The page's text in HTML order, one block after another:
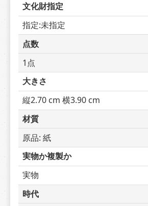
文化財指定
指定:未指定
点数
1点
大きさ
縦2.70 cm 横3.90 cm
材質
原品: 紙
実物か複製か
実物
時代